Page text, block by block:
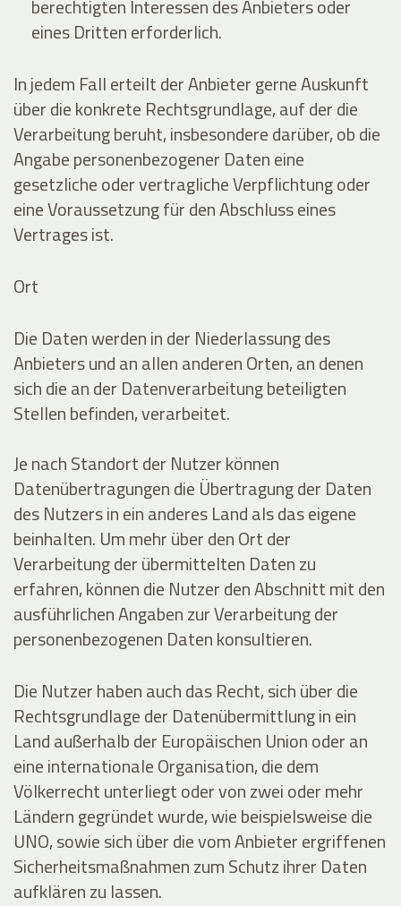
berechtigten Interessen des Anbieters oder
eines Dritten erforderlich.
In jedem Fall erteilt der Anbieter gerne Auskunft
über die konkrete Rechtsgrundlage, auf der die
Verarbeitung beruht, insbesondere darüber, ob die
Angabe personenbezogener Daten eine
gesetzliche oder vertragliche Verpflichtung oder
eine Voraussetzung für den Abschluss eines
Vertrages ist.
Ort
Die Daten werden in der Niederlassung des
Anbieters und an allen anderen Orten, an denen
sich die an der Datenverarbeitung beteiligten
Stellen befinden, verarbeitet.
Je nach Standort der Nutzer können
Datenübertragungen die Übertragung der Daten
des Nutzers in ein anderes Land als das eigene
beinhalten. Um mehr über den Ort der
Verarbeitung der übermittelten Daten zu
erfahren, können die Nutzer den Abschnitt mit den
ausführlichen Angaben zur Verarbeitung der
personenbezogenen Daten konsultieren.
Die Nutzer haben auch das Recht, sich über die
Rechtsgrundlage der Datenübermittlung in ein
Land außerhalb der Europäischen Union oder an
eine internationale Organisation, die dem
Völkerrecht unterliegt oder von zwei oder mehr
Ländern gegründet wurde, wie beispielsweise die
UNO, sowie sich über die vom Anbieter ergriffenen
Sicherheitsmaßnahmen zum Schutz ihrer Daten
aufklären zu lassen.